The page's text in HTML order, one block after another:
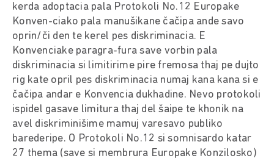
kerda adoptacia pala Protokoli No.12 Europake
Konven-ciako pala manušikane čačipa ande savo
oprin/či den te kerel pes diskriminacia. E
Konvenciake paragra-fura save vorbin pala
diskriminacia si limitirime pire fremosa thaj pe dujto
rig kate opril pes diskriminacia numaj kana kana si e
čačipa andar e Konvencia dukhadine. Nevo protokoli
ispidel gasave limitura thaj del šaipe te khonik na
avel diskriminišime mamuj varesavo publiko
barederipe. O Protokoli No.12 si somnisardo katar
27 thema (save si membrura Europake Konzilosko)